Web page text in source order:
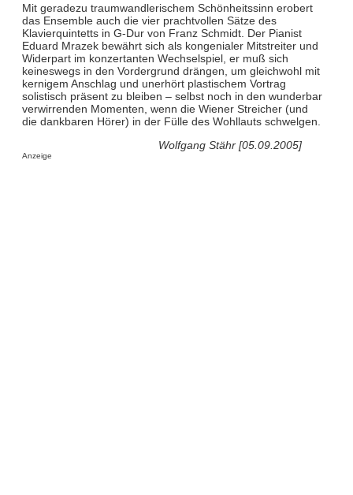
Mit geradezu traumwandlerischem Schönheitssinn erobert
das Ensemble auch die vier prachtvollen Sätze des
Klavierquintetts in G-Dur von Franz Schmidt. Der Pianist
Eduard Mrazek bewährt sich als kongenialer Mitstreiter und
Widerpart im konzertanten Wechselspiel, er muß sich
keineswegs in den Vordergrund drängen, um gleichwohl mit
kernigem Anschlag und unerhört plastischem Vortrag
solistisch präsent zu bleiben – selbst noch in den wunderbar
verwirrenden Momenten, wenn die Wiener Streicher (und
die dankbaren Hörer) in der Fülle des Wohllauts schwelgen.
Wolfgang Stähr [05.09.2005]
Anzeige